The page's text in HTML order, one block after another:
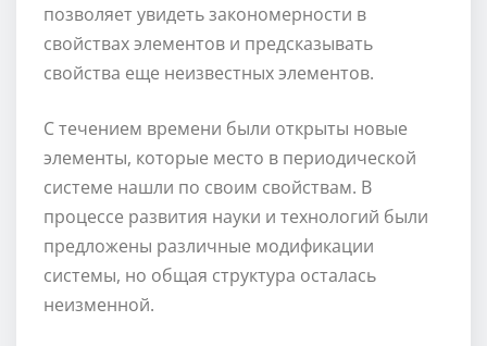
позволяет увидеть закономерности в
свойствах элементов и предсказывать
свойства еще неизвестных элементов.
С течением времени были открыты новые
элементы, которые место в периодической
системе нашли по своим свойствам. В
процессе развития науки и технологий были
предложены различные модификации
системы, но общая структура осталась
неизменной.